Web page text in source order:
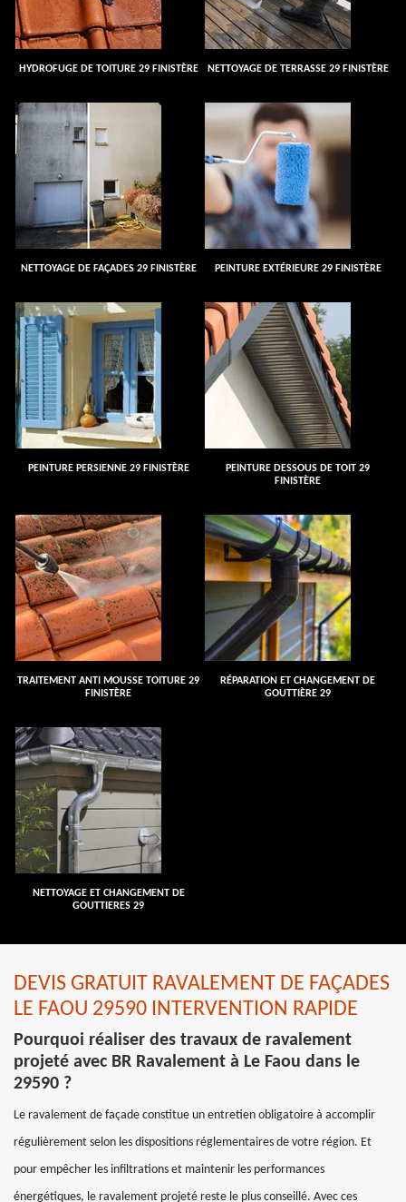
HYDROFUGE DE TOITURE 29 FINISTÈRE NETTOYAGE DE TERRASSE 29 FINISTÈRE
NETTOYAGE DE FAÇADES 29 FINISTÈRE PEINTURE EXTÉRIEURE 29 FINISTÈRE
PEINTURE PERSIENNE 29 FINISTÈRE
PEINTURE DESSOUS DE TOIT 29
FINISTÈRE
TRAITEMENT ANTI MOUSSE TOITURE 29
FINISTÈRE
RÉPARATION ET CHANGEMENT DE
GOUTTIÈRE 29
NETTOYAGE ET CHANGEMENT DE
GOUTTIERES 29
DEVIS GRATUIT RAVALEMENT DE FAÇADES
LE FAOU 29590 INTERVENTION RAPIDE
Pourquoi réaliser des travaux de ravalement
projeté avec BR Ravalement à Le Faou dans le
29590 ?
Le ravalement de façade constitue un entretien obligatoire à accomplir
régulièrement selon les dispositions réglementaires de votre région. Et
pour empêcher les infiltrations et maintenir les performances
énergétiques, le ravalement projeté reste le plus conseillé. Avec ces